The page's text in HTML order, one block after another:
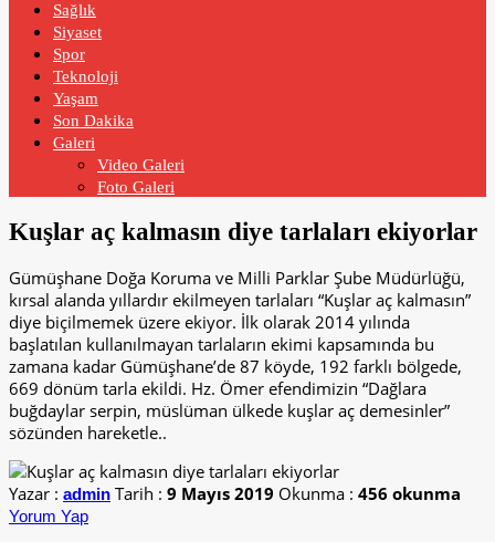
Sağlık
Siyaset
Spor
Teknoloji
Yaşam
Son Dakika
Galeri
Video Galeri
Foto Galeri
Kuşlar aç kalmasın diye tarlaları ekiyorlar
Gümüşhane Doğa Koruma ve Milli Parklar Şube Müdürlüğü,
kırsal alanda yıllardır ekilmeyen tarlaları “Kuşlar aç kalmasın”
diye biçilmemek üzere ekiyor. İlk olarak 2014 yılında
başlatılan kullanılmayan tarlaların ekimi kapsamında bu
zamana kadar Gümüşhane’de 87 köyde, 192 farklı bölgede,
669 dönüm tarla ekildi. Hz. Ömer efendimizin “Dağlara
buğdaylar serpin, müslüman ülkede kuşlar aç demesinler”
sözünden hareketle..
Yazar : admin Tarih : 9 Mayıs 2019 Okunma : 456 okunma
Yorum Yap